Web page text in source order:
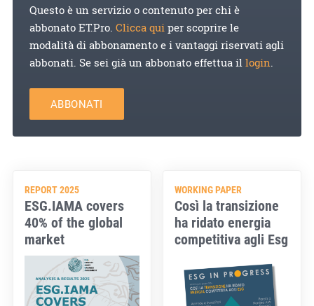
Questo è un servizio o contenuto per chi è
abbonato ET.Pro. Clicca quiper scoprire le
modalità di abbonamento e i vantaggi riservati agli
abbonati. Se sei già un abbonato effettua illogin.
ABBONATI
REPORT 2025
ESG.IAMA covers
40% of the global
market
WORKING PAPER
Così la transizione
ha ridato energia
competitiva agli Esg